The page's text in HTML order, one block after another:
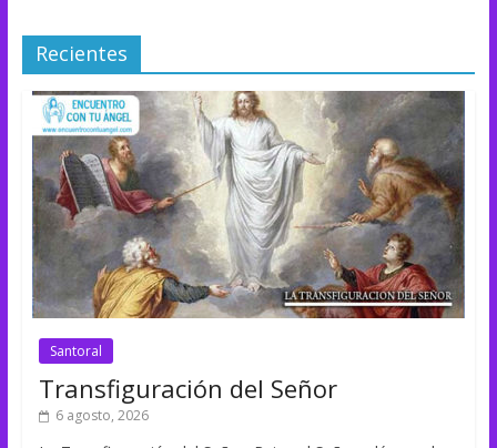
Recientes
Santoral
Transfiguración del Señor
6 agosto, 2026